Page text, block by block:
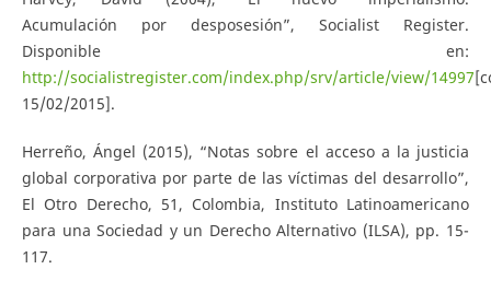
Acumulación por desposesión”, Socialist Register.
Disponible en:
http://socialistregister.com/index.php/srv/article/view/14997
15/02/2015].
Herreño, Ángel (2015), “Notas sobre el acceso a la justicia
global corporativa por parte de las víctimas del desarrollo”,
El Otro Derecho, 51, Colombia, Instituto Latinoamericano
para una Sociedad y un Derecho Alternativo (ILSA), pp. 15-
117.